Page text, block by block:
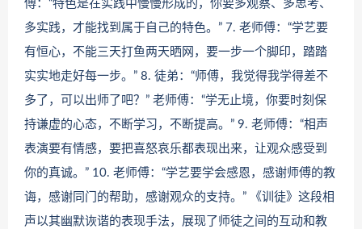
傅：“特色是在实践中慢慢形成的，你要多观察、多思考、
多实践，才能找到属于自己的特色。” 7. 老师傅：“学艺要
有恒心，不能三天打鱼两天晒网，要一步一个脚印，踏踏
实实地走好每一步。” 8. 徒弟：“师傅，我觉得我学得差不
多了，可以出师了吧？” 老师傅：“学无止境，你要时刻保
持谦虚的心态，不断学习，不断提高。” 9. 老师傅：“相声
表演要有情感，要把喜怒哀乐都表现出来，让观众感受到
你的真诚。” 10. 老师傅：“学艺要学会感恩，感谢师傅的教
诲，感谢同门的帮助，感谢观众的支持。” 《训徒》这段相
声以其幽默诙谐的表现手法，展现了师徒之间的互动和教